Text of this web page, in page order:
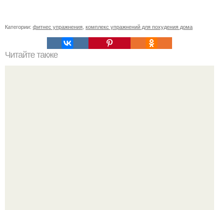
Категории: фитнес упражнения комплекс упражнений для похудения дома
Читайте также